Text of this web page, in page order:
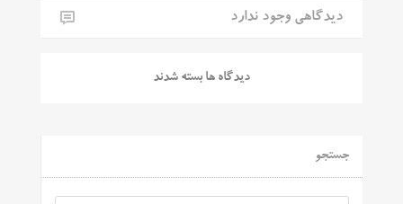
دیدگاهی وجود ندارد
دیدگاه ها بسته شدند
جستجو